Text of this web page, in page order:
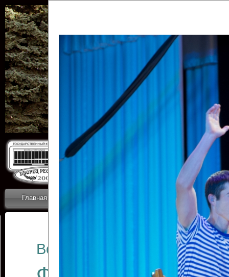
Главная Новости
ОТЧЕТЫ ГКЦ
Все отчеты